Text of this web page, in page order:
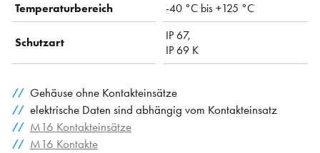
Temperaturbereich
-40 °C bis +125 °C
Schutzart
IP 67,
IP 69 K
Gehäuse ohne Kontakteinsätze
elektrische Daten sind abhängig vom Kontakteinsatz
M16 Kontakteinsätze
M16 Kontakte